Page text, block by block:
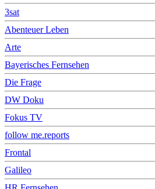
3sat
Abenteuer Leben
Arte
Bayerisches Fernsehen
Die Frage
DW Doku
Fokus TV
follow me.reports
Frontal
Galileo